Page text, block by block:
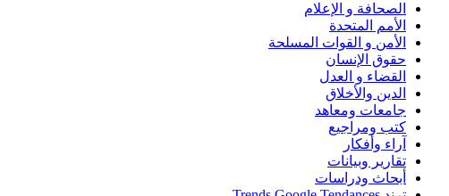
الصحافة و الإعلام
الأمم المتحدة
الأمن و القوات المسلحة
حقوق الإنسان
القضاء و العدل
الدين والأخلاق
جامعات ومعاهد
كتب ومراجيع
آراء وأفكار
تقارير وبيانات
أبحاث ودراسات